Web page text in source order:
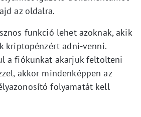
az oldalra.
funkció lehet azoknak, akik
kriptopénzért adni-venni.
a fiókunkat akarjuk feltölteni
akkor mindenképpen az
folyamatát kell